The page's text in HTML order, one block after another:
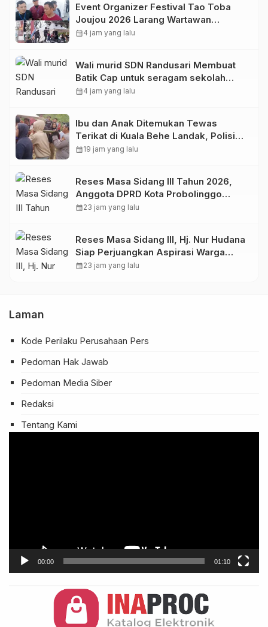
Event Organizer Festival Tao Toba
Joujou 2026 Larang Wartawan
Samosir Untuk Dokumentasi di
calendar_month4 jam yang lalu
Wali murid SDN Randusari Membuat
Batik Cap untuk seragam sekolah
Anak.
calendar_month4 jam yang lalu
Ibu dan Anak Ditemukan Tewas
Terikat di Kuala Behe Landak, Polisi
Selidiki Kasusnya
calendar_month19 jam yang lalu
Reses Masa Sidang III Tahun 2026,
Anggota DPRD Kota Probolinggo
Fraksi Partai Gerindra Heri Poniman
calendar_month23 jam yang lalu
Reses Masa Sidang III, Hj. Nur Hudana
Siap Perjuangkan Aspirasi Warga
Kedopok di APBD
calendar_month23 jam yang lalu
Laman
Kode Perilaku Perusahaan Pers
Pedoman Hak Jawab
Pedoman Media Siber
Redaksi
Tentang Kami
00:00 01:10